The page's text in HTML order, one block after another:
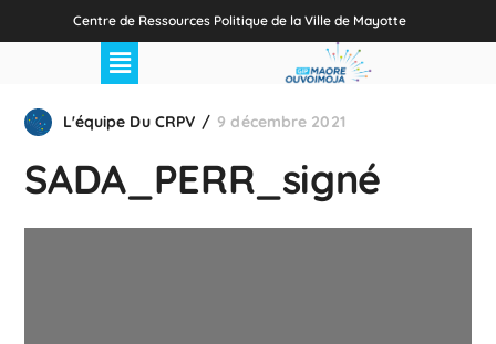
Centre de Ressources Politique de la Ville de Mayotte
L'équipe Du CRPV 9 décembre 2021
SADA_PERR_signé